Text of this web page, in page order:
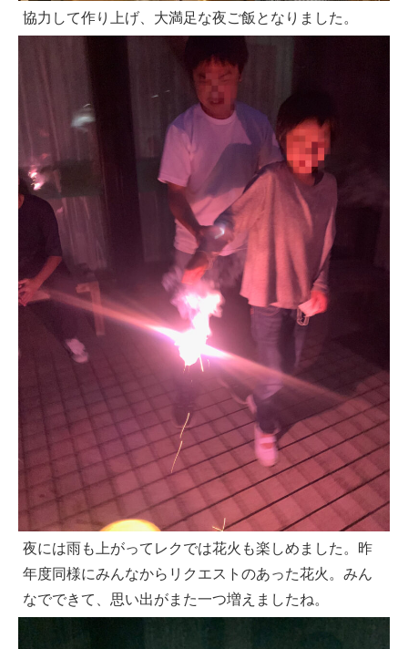
協力して作り上げ、大満足な夜ご飯となりました。
夜には雨も上がってレクでは花火も楽しめました。昨
年度同様にみんなからリクエストのあった花火。みん
なでできて、思い出がまた一つ増えましたね。